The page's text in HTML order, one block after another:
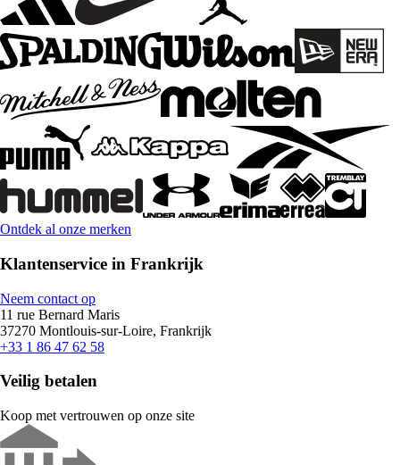
Ontdek al onze merken
Klantenservice in Frankrijk
Neem contact op
11 rue Bernard Maris
37270 Montlouis-sur-Loire, Frankrijk
+33 1 86 47 62 58
Veilig betalen
Koop met vertrouwen op onze site